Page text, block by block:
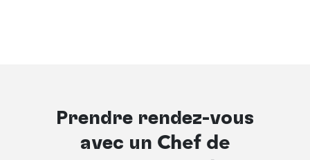
Prendre rendez-vous
avec un Chef de